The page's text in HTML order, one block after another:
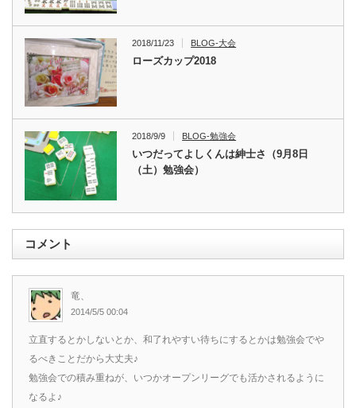
2018/11/23 BLOG-大会
ローズカップ2018
2018/9/9 BLOG-勉強会
いつだってよしくんは紳士さ（9月8日
（土）勉強会）
コメント
竜、
2014/5/5 00:04
立直するとかしないとか、和了れやすい待ちにするとかは勉強会でや
るべきことだから大丈夫♪
勉強会での積み重ねが、いつかオープンリーグでも活かされるように
なるよ♪